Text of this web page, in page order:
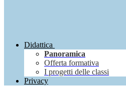
Didattica
Panoramica
Offerta formativa
I progetti delle classi
Privacy